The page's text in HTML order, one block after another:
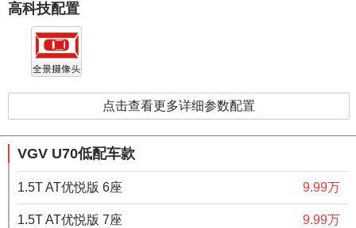
高科技配置
点击查看更多详细参数配置
VGV U70低配车款
1.5T AT优悦版 6座 9.99万
1.5T AT优悦版 7座 9.99万